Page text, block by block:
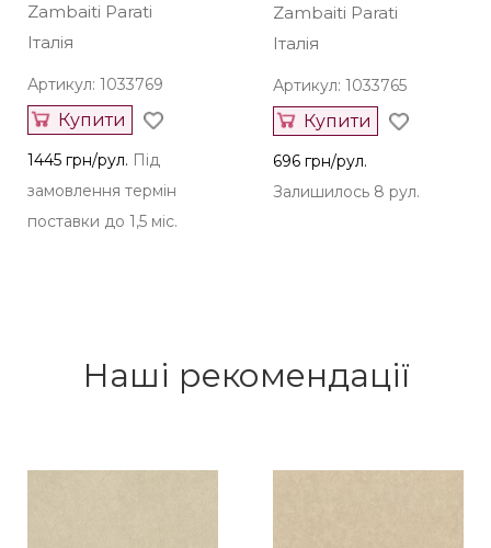
Zambaiti Parati
Італія
Артикул: 1033769
Купити
1445 грн/рул. Під
замовлення термін
поставки до 1,5 міс.
Zambaiti Parati
Італія
Артикул: 1033765
Купити
696 грн/рул.
Залишилось 8 рул.
Наші рекомендації